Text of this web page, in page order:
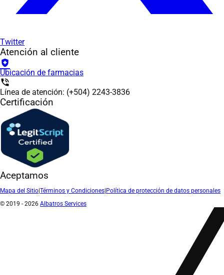
Twitter
Atención al cliente
health_and_safety
Ubicación de farmacias
phone_in_talk
Línea de atención: (+504) 2243-3836
Certificación
Aceptamos
Mapa del Sitio|Términos y Condiciones|Política de protección de datos personales
© 2019 - 2026 Albatros Services